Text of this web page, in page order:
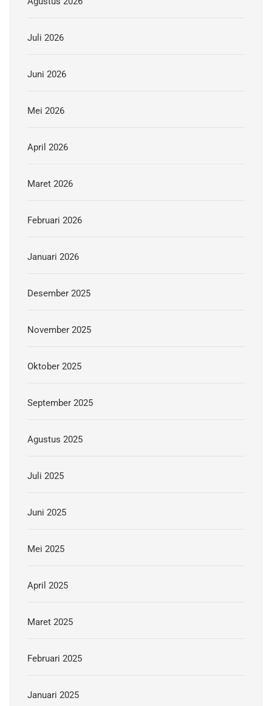
Juli 2026
Juni 2026
Mei 2026
April 2026
Maret 2026
Februari 2026
Januari 2026
Desember 2025
November 2025
Oktober 2025
September 2025
Agustus 2025
Juli 2025
Juni 2025
Mei 2025
April 2025
Maret 2025
Februari 2025
Januari 2025